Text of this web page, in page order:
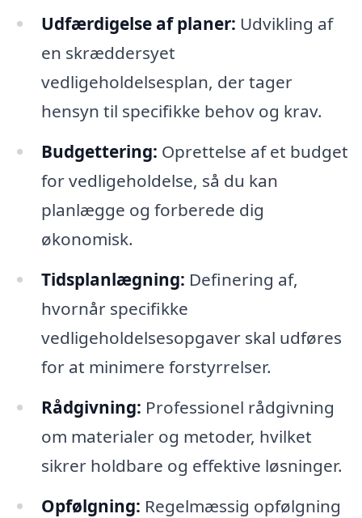
Udfærdigelse af planer: Udvikling af
en skræddersyet
vedligeholdelsesplan, der tager
hensyn til specifikke behov og krav.
Budgettering: Oprettelse af et budget
for vedligeholdelse, så du kan
planlægge og forberede dig
økonomisk.
Tidsplanlægning: Definering af,
hvornår specifikke
vedligeholdelsesopgaver skal udføres
for at minimere forstyrrelser.
Rådgivning: Professionel rådgivning
om materialer og metoder, hvilket
sikrer holdbare og effektive løsninger.
Opfølgning: Regelmæssig opfølgning